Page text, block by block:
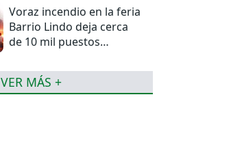
Voraz incendio en la feria
Barrio Lindo deja cerca
de 10 mil puestos
VER MÁS +